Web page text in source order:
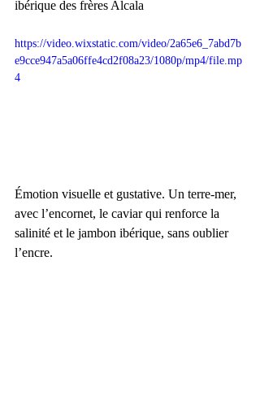
ibérique des frères Alcala
https://video.wixstatic.com/video/2a65e6_7abd7b
e9cce947a5a06ffe4cd2f08a23/1080p/mp4/file.mp
4
Émotion visuelle et gustative. Un terre-mer,
avec l’encornet, le caviar qui renforce la
salinité et le jambon ibérique, sans oublier
l’encre.